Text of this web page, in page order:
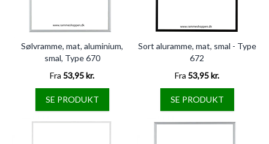
Sølvramme, mat, aluminium,
smal, Type 670
Fra 53,95 kr.
SE PRODUKT
Sort aluramme, mat, smal - Type
672
Fra 53,95 kr.
SE PRODUKT